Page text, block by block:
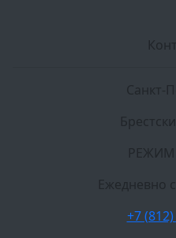
Санкт-
РЕЖИМ
Ежедневно
+7